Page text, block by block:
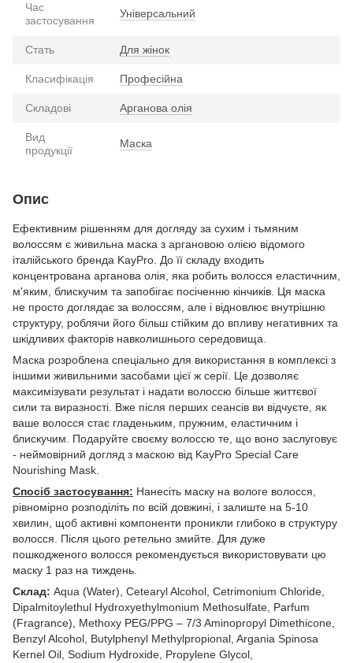
Час
застосування
Універсальний
Стать Для жінок
Класифікація Професійна
Складові Арганова олія
Вид
продукції
Маска
Опис
Ефективним рішенням для догляду за сухим і тьмяним
волоссям є живильна маска з аргановою олією відомого
італійського бренда KayPro. До її складу входить
концентрована арганова олія, яка робить волосся еластичним,
м'яким, блискучим та запобігає посіченню кінчиків. Ця маска
не просто доглядає за волоссям, але і відновлює внутрішню
структуру, роблячи його більш стійким до впливу негативних та
шкідливих факторів навколишнього середовища.
Маска розроблена спеціально для використання в комплексі з
іншими живильними засобами цієї ж серії. Це дозволяє
максимізувати результат і надати волоссю більше життєвої
сили та виразності. Вже після перших сеансів ви відчуєте, як
ваше волосся стає гладеньким, пружним, еластичним і
блискучим. Подаруйте своєму волоссю те, що воно заслуговує
- неймовірний догляд з маскою від KayPro Special Care
Nourishing Mask.
Спосіб застосування: Нанесіть маску на вологе волосся,
рівномірно розподіліть по всій довжині, і залиште на 5-10
хвилин, щоб активні компоненти проникли глибоко в структуру
волосся. Після цього ретельно змийте. Для дуже
пошкодженого волосся рекомендується використовувати цю
маску 1 раз на тиждень.
Склад: Aqua (Water), Cetearyl Alcohol, Cetrimonium Chloride,
Dipalmitoylethul Hydroxyethylmonium Methosulfate, Parfum
(Fragrance), Methoxy PEG/PPG – 7/3 Aminopropyl Dimethicone,
Benzyl Alcohol, Butylphenyl Methylpropional, Argania Spinosa
Kernel Oil, Sodium Hydroxide, Propylene Glycol,